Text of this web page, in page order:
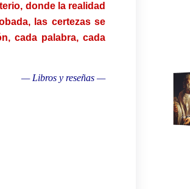
donde la realidad
las certezas se
cada palabra, cada
— Libros y reseñas —